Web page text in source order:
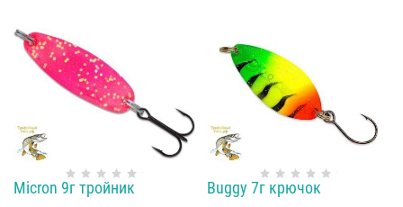
Micron 9г тройник Buggy 7г крючок